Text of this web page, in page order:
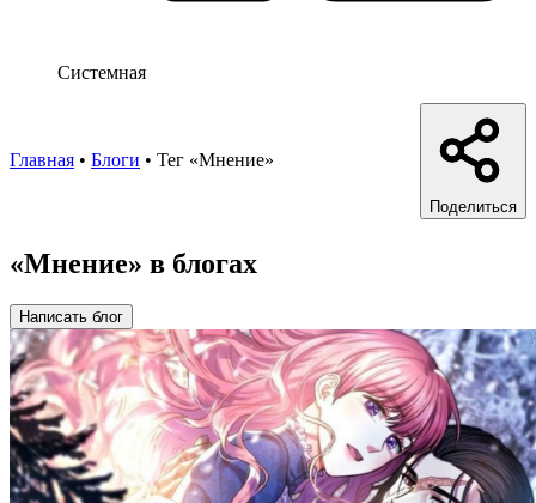
Системная
Главная • Блоги • Тег «Мнение»
Поделиться
«Мнение» в блогах
Написать блог